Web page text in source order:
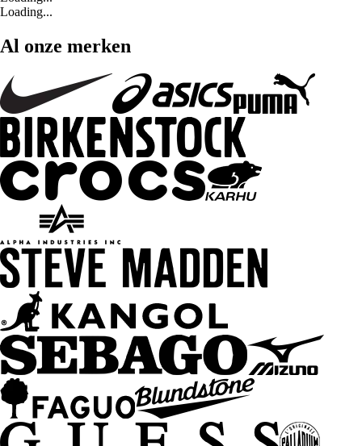
Loading...
Al onze merken